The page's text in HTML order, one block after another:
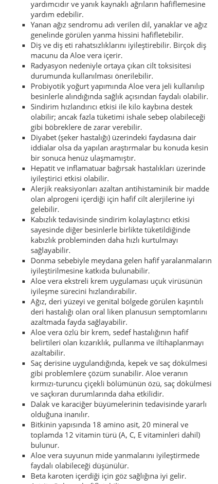
yardımcıdır ve yanık kaynaklı ağrıların hafiflemesine
yardım edebilir.
Yanan ağız sendromu adı verilen dil, yanaklar ve ağız
genelinde görülen yanma hissini hafifletebilir.
Diş ve diş eti rahatsızlıklarını iyileştirebilir. Birçok diş
macunu da Aloe vera içerir.
Radyasyon nedeniyle ortaya çıkan cilt toksisitesi
durumunda kullanılması önerilebilir.
Probiyotik yoğurt yapımında Aloe vera jeli kullanılıp
besinlerle alındığında sağlık açısından faydalı olabilir.
Sindirim hızlandırıcı etkisi ile kilo kaybına destek
olabilir; ancak fazla tüketimi ishale sebep olabileceği
gibi böbreklere de zarar verebilir.
Diyabet (şeker hastalığı) üzerindeki faydasına dair
iddialar olsa da yapılan araştırmalar bu konuda kesin
bir sonuca henüz ulaşmamıştır.
Hepatit ve inflamatuar bağırsak hastalıkları üzerinde
iyileştirici etkisi olabilir.
Alerjik reaksiyonları azaltan antihistaminik bir madde
olan alprogeni içerdiği için hafif cilt alerjilerine iyi
gelebilir.
Kabızlık tedavisinde sindirim kolaylaştırıcı etkisi
sayesinde diğer besinlerle birlikte tüketildiğinde
kabızlık probleminden daha hızlı kurtulmayı
sağlayabilir.
Donma sebebiyle meydana gelen hafif yaralanmaların
iyileştirilmesine katkıda bulunabilir.
Aloe vera ekstreli krem uygulaması uçuk virüsünün
iyileşme sürecini hızlandırabilir.
Ağız, deri yüzeyi ve genital bölgede görülen kaşıntılı
deri hastalığı olan oral liken planusun semptomlarını
azaltmada fayda sağlayabilir.
Aloe vera özlü bir krem, sedef hastalığının hafif
belirtileri olan kızarıklık, pullanma ve iltihaplanmayı
azaltabilir.
Saç derisine uygulandığında, kepek ve saç dökülmesi
gibi problemlere çözüm sunabilir. Aloe veranın
kırmızı-turuncu çiçekli bölümünün özü, saç dökülmesi
ve saçkıran durumlarında daha etkilidir.
Dalak ve karaciğer büyümelerinin tedavisinde yararlı
olduğuna inanılır.
Bitkinin yapısında 18 amino asit, 20 mineral ve
toplamda 12 vitamin türü (A, C, E vitaminleri dahil)
bulunur.
Aloe vera suyunun mide yanmalarını iyileştirmede
faydalı olabileceği düşünülür.
Beta karoten içerdiği için göz sağlığına iyi gelir.